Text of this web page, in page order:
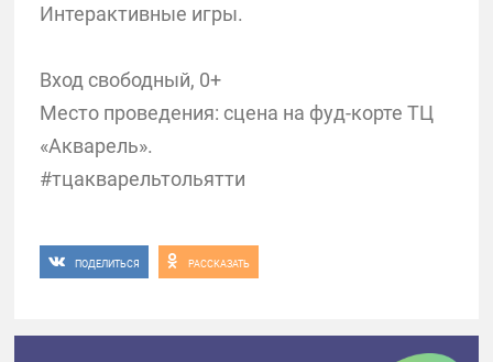
Интерактивные игры.
Вход свободный, 0+
Место проведения: сцена на фуд-корте ТЦ
«Акварель».
#тцакварельтольятти
ПОДЕЛИТЬСЯ РАССКАЗАТЬ